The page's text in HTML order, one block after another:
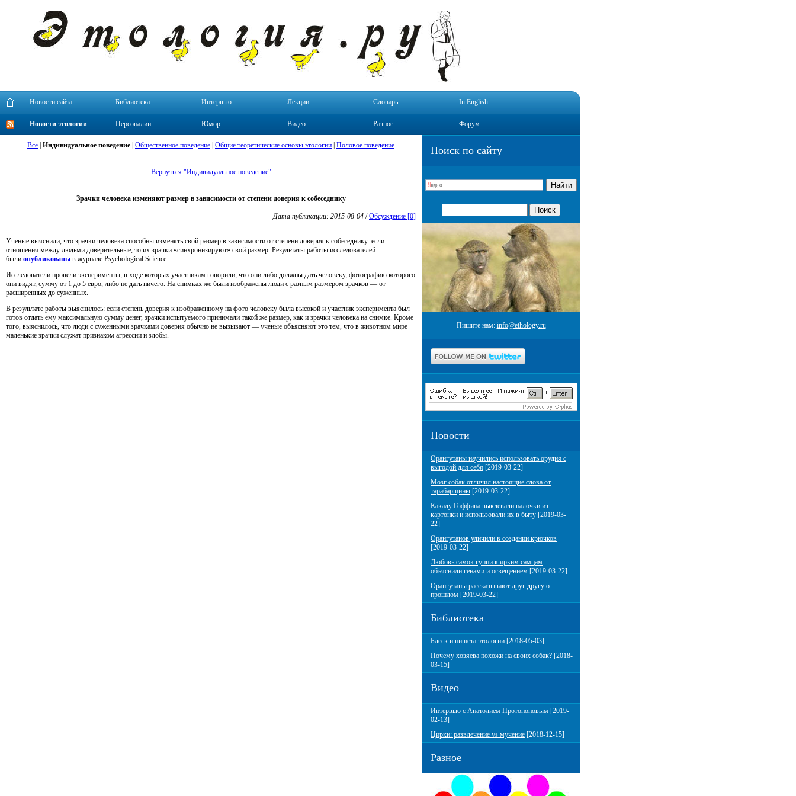
Новости сайта Библиотека Интервью Лекции Словарь In English
Новости этологии Персоналии Юмор Видео Разное Форум
Поиск по сайту
Пишите нам: info@ethology.ru
Новости
Орангутаны научились использовать орудия с
выгодой для себя [2019-03-22]
Мозг собак отличил настоящие слова от
тарабарщины [2019-03-22]
Какаду Гоффина выклевали палочки из
картонки и использовали их в быту [2019-03-
22]
Орангутанов уличили в создании крючков
[2019-03-22]
Любовь самок гуппи к ярким самцам
объяснили генами и освещением [2019-03-22]
Орангутаны рассказывают друг другу о
прошлом [2019-03-22]
Библиотека
Блеск и нищета этологии [2018-05-03]
Почему хозяева похожи на своих собак? [2018-
03-15]
Видео
Интервью с Анатолием Протопоповым [2019-
02-13]
Цирки: развлечение vs мучение [2018-12-15]
Разное
Все Индивидуальное поведение Общественное поведение Общие теоретические основы этологии Половое поведение
Вернуться "Индивидуальное поведение"
Зрачки человека изменяют размер в зависимости от степени доверия к собеседнику
Дата публикации: 2015-08-04 /Обсуждение [0]
Ученые выяснили, что зрачки человека способны изменять свой размер в зависимости от степени доверия к собеседнику: если
отношения между людьми доверительные, то их зрачки «синхронизируют» свой размер. Результаты работы исследователей
были опубликованы в журнале Psychological Science.
Исследователи провели эксперименты, в ходе которых участникам говорили, что они либо должны дать человеку, фотографию которого
они видят, сумму от 1 до 5 евро, либо не дать ничего. На снимках же были изображены люди с разным размером зрачков — от
расширенных до суженных.
В результате работы выяснилось: если степень доверия к изображенному на фото человеку была высокой и участник эксперимента был
готов отдать ему максимальную сумму денег, зрачки испытуемого принимали такой же размер, как и зрачки человека на снимке. Кроме
того, выяснилось, что люди с суженными зрачками доверия обычно не вызывают — ученые объясняют это тем, что в животном мире
маленькие зрачки служат признаком агрессии и злобы.